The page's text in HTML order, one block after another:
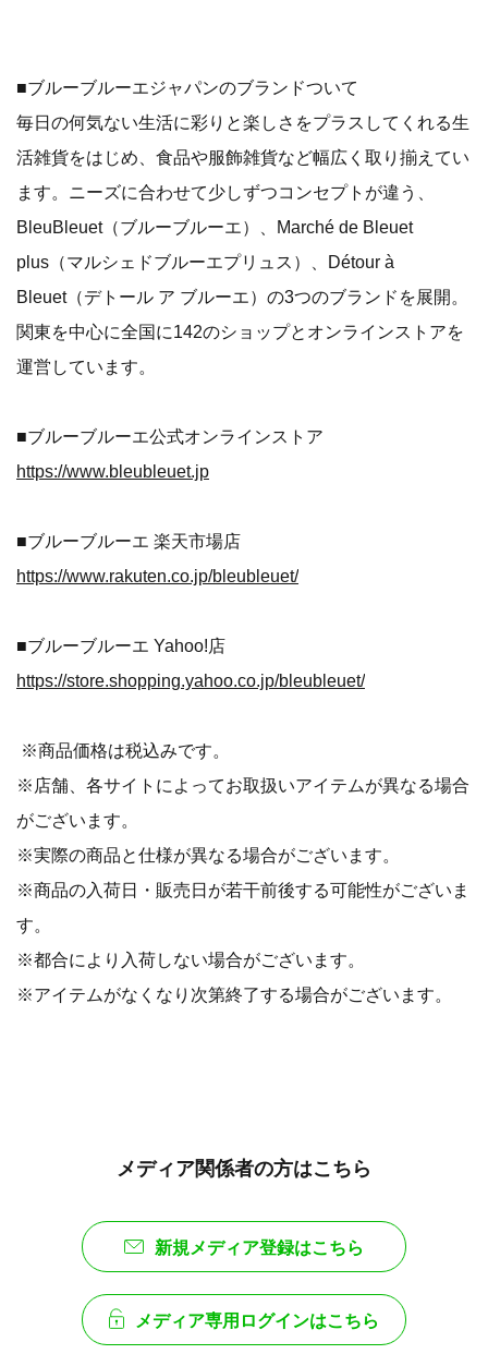
■ブルーブルーエジャパンのブランドついて
毎日の何気ない生活に彩りと楽しさをプラスしてくれる生
活雑貨をはじめ、食品や服飾雑貨など幅広く取り揃えてい
ます。ニーズに合わせて少しずつコンセプトが違う、
BleuBleuet（ブルーブルーエ）、Marché de Bleuet
plus（マルシェドブルーエプリュス）、Détour à
Bleuet（デトール ア ブルーエ）の3つのブランドを展開。
関東を中心に全国に142のショップとオンラインストアを
運営しています。
■ブルーブルーエ公式オンラインストア
https://www.bleubleuet.jp
■ブルーブルーエ 楽天市場店
https://www.rakuten.co.jp/bleubleuet/
■ブルーブルーエ Yahoo!店
https://store.shopping.yahoo.co.jp/bleubleuet/
※商品価格は税込みです。
※店舗、各サイトによってお取扱いアイテムが異なる場合
がございます。
※実際の商品と仕様が異なる場合がございます。
※商品の入荷日・販売日が若干前後する可能性がございま
す。
※都合により入荷しない場合がございます。
※アイテムがなくなり次第終了する場合がございます。
メディア関係者の方はこちら
新規メディア登録はこちら
メディア専用ログインはこちら